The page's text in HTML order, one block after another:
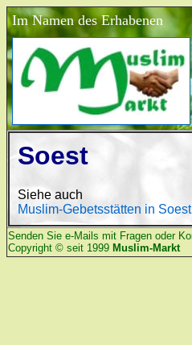
Im Namen des Erhabenen
Soest
Siehe auch
Muslim-Gebetsstätten in Soest
Senden Sie e-Mails mit Fragen oder
Copyright © seit 1999 Muslim-Markt